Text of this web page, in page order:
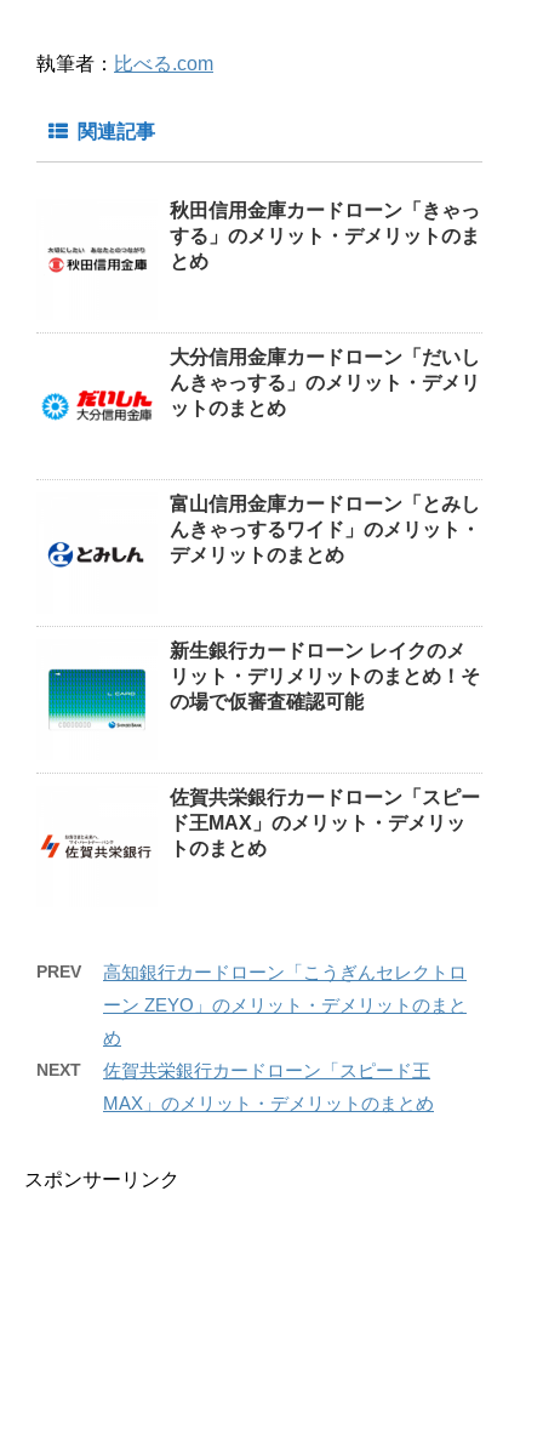
執筆者： 比べる.com
関連記事
秋田信用金庫カードローン「きゃっ
する」のメリット・デメリットのま
とめ
大分信用金庫カードローン「だいし
んきゃっする」のメリット・デメリ
ットのまとめ
富山信用金庫カードローン「とみし
んきゃっするワイド」のメリット・
デメリットのまとめ
新生銀行カードローン レイクのメ
リット・デリメリットのまとめ！そ
の場で仮審査確認可能
佐賀共栄銀行カードローン「スピー
ド王MAX」のメリット・デメリッ
トのまとめ
PREV
高知銀行カードローン「こうぎんセレクトロ
ーン ZEYO」のメリット・デメリットのまと
め
NEXT
佐賀共栄銀行カードローン「スピード王
MAX」のメリット・デメリットのまとめ
スポンサーリンク